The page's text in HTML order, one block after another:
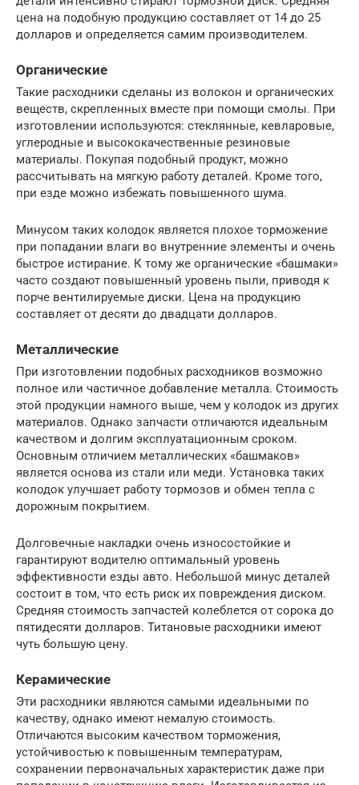
цена на подобную продукцию составляет от 14 до 25
долларов и определяется самим производителем.
Органические
Такие расходники сделаны из волокон и органических
веществ, скрепленных вместе при помощи смолы. При
изготовлении используются: стеклянные, кевларовые,
углеродные и высококачественные резиновые
материалы. Покупая подобный продукт, можно
рассчитывать на мягкую работу деталей. Кроме того,
при езде можно избежать повышенного шума.
Минусом таких колодок является плохое торможение
при попадании влаги во внутренние элементы и очень
быстрое истирание. К тому же органические «башмаки»
часто создают повышенный уровень пыли, приводя к
порче вентилируемые диски. Цена на продукцию
составляет от десяти до двадцати долларов.
Металлические
При изготовлении подобных расходников возможно
полное или частичное добавление металла. Стоимость
этой продукции намного выше, чем у колодок из других
материалов. Однако запчасти отличаются идеальным
качеством и долгим эксплуатационным сроком.
Основным отличием металлических «башмаков»
является основа из стали или меди. Установка таких
колодок улучшает работу тормозов и обмен тепла с
дорожным покрытием.
Долговечные накладки очень износостойкие и
гарантируют водителю оптимальный уровень
эффективности езды авто. Небольшой минус деталей
состоит в том, что есть риск их повреждения диском.
Средняя стоимость запчастей колеблется от сорока до
пятидесяти долларов. Титановые расходники имеют
чуть большую цену.
Керамические
Эти расходники являются самыми идеальными по
качеству, однако имеют немалую стоимость.
Отличаются высоким качеством торможения,
устойчивостью к повышенным температурам,
сохранении первоначальных характеристик даже при